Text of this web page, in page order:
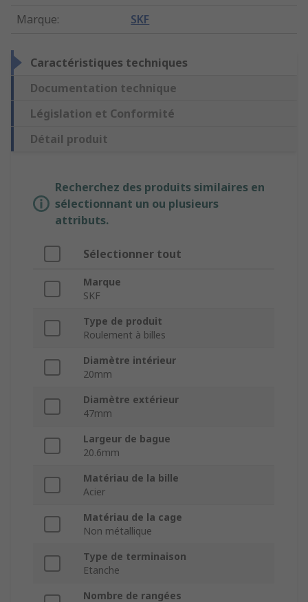
Marque: SKF
Caractéristiques techniques
Documentation technique
Législation et Conformité
Détail produit
Recherchez des produits similaires en
sélectionnant un ou plusieurs
attributs.
Sélectionner tout
Marque
SKF
Type de produit
Roulement à billes
Diamètre intérieur
20mm
Diamètre extérieur
47mm
Largeur de bague
20.6mm
Matériau de la bille
Acier
Matériau de la cage
Non métallique
Type de terminaison
Etanche
Nombre de rangées